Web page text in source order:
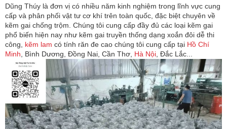
Dũng Thúy là đơn vị có nhiều năm kinh nghiệm trong lĩnh vực cung
cấp và phân phối vật tư cơ khí trên toàn quốc, đặc biệt chuyên về
kẽm gai chống trộm. Chúng tôi cung cấp đầy đủ các loại kẽm gai
phổ biến hiện nay như kẽm gai truyền thống dạng xoắn đôi dễ thi
công, kẽm lam có tính răn đe cao chúng tôi cung cấp tại Hồ Chí
Minh , Bình Dương, Đồng Nai, Cần Thơ, Hà Nội , Đắc Lắc...